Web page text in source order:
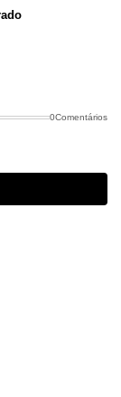
0Comentários